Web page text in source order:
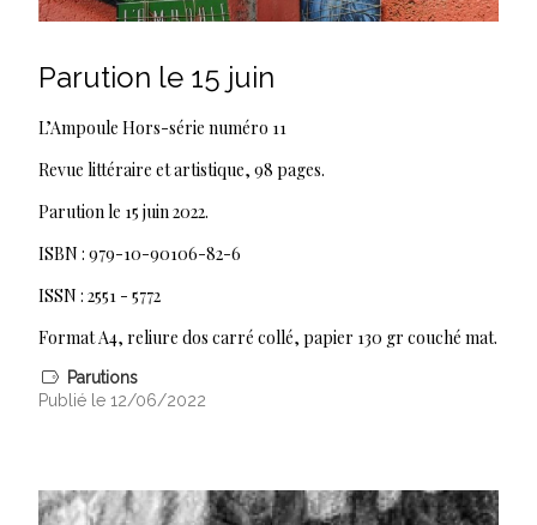
Parution le 15 juin
L’Ampoule Hors-série numéro 11
Revue littéraire et artistique, 98 pages.
Parution le 15 juin 2022.
ISBN : 979-10-90106-82-6
ISSN : 2551 - 5772
Format A4, reliure dos carré collé, papier 130 gr couché mat.
Parutions
Publié le 12/06/2022